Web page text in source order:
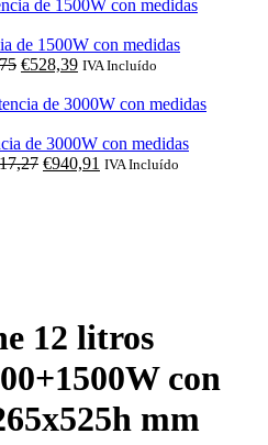
de 1500W con medidas
O
original
€739,75.
€528,39O
atual
€528,39.
IVA Incluído
de 3000W con medidas
O
€940,91 O
IVA Incluído
12 litros
con
mm